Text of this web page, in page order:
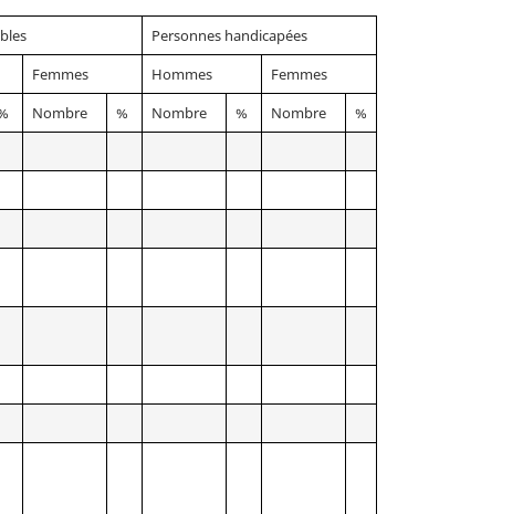
Personnes handicapées
Femmes Hommes
Femmes
Nombre % Nombre % Nombre
%